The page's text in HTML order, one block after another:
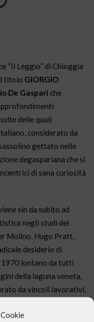
“Il Leggio” di Chioggia
titolo GIORGIO
De Gaspari che
delle quali
considerato da
gettato nelle
degaspariana che si
di sana curiosità
sin da subito ad
negli studi del
Molino, Hugo Pratt,
desiderio di
1970 lontano da tutti
della laguna veneta,
da vincoli lavorativi,
di stracci e coronata
inoltre, all’insaputa dei